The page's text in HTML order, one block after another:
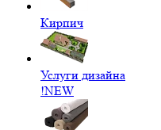
Кирпич
Услуги дизайна
!NEW